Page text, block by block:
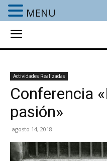
Actividades Realizadas
Conferencia
pasión»
agosto 14, 2018
MENU